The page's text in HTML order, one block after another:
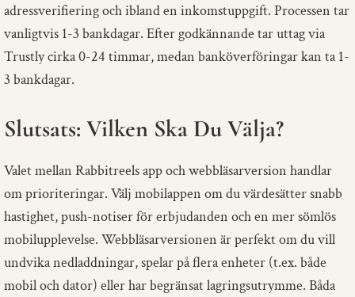
adressverifiering och ibland en inkomstuppgift. Processen tar
vanligtvis 1-3 bankdagar. Efter godkännande tar uttag via
Trustly cirka 0-24 timmar, medan banköverföringar kan ta 1-
3 bankdagar.
Slutsats: Vilken Ska Du Välja?
Valet mellan Rabbitreels app och webbläsarversion handlar
om prioriteringar. Välj mobilappen om du värdesätter snabb
hastighet, push-notiser för erbjudanden och en mer sömlös
mobilupplevelse. Webbläsarversionen är perfekt om du vill
undvika nedladdningar, spelar på flera enheter (t.ex. både
mobil och dator) eller har begränsat lagringsutrymme. Båda